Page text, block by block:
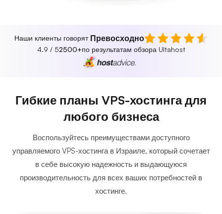
Наши клиенты говорят Превосходно
4.9 / 52500+по результатам обзора Ultahost
Гибкие планы VPS-хостинга для
любого бизнеса
Воспользуйтесь преимуществами доступного
управляемого VPS-хостинга в Израиле, который сочетает
в себе высокую надежность и выдающуюся
производительность для всех ваших потребностей в
хостинге.